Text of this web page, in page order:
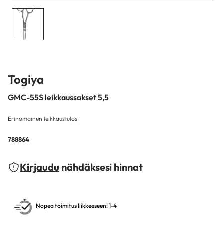
Togiya
GMC-55S leikkaussakset 5,5
Erinomainen leikkaustulos
788864
Kirjaudu nähdäksesi hinnat
Nopea toimitus liikkeeseen! 1-4